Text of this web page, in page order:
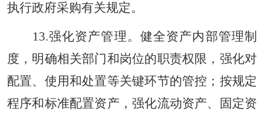
执行政府采购有关规定。
13.强化资产管理。健全资产内部管理制
度，明确相关部门和岗位的职责权限，强化对
配置、使用和处置等关键环节的管控；按规定
程序和标准配置资产，强化流动资产、固定资